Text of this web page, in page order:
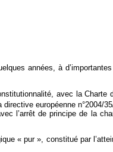
années, à
avec la Charte
européenne n°2004/
l’arrêt de principe de la
« pur », constitué par